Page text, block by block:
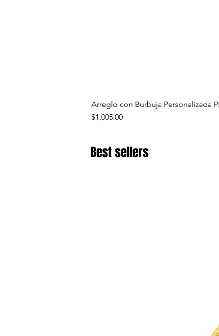
Arreglo con Burbuja Personalizada
Precio
$1,005.00
Best sellers